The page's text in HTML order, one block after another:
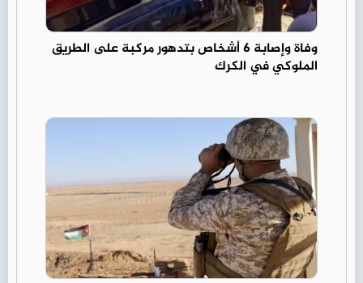
وفاة وإصابة 6 أشخاص بتدهور مركبة على الطريق
الملوكي في الكرك